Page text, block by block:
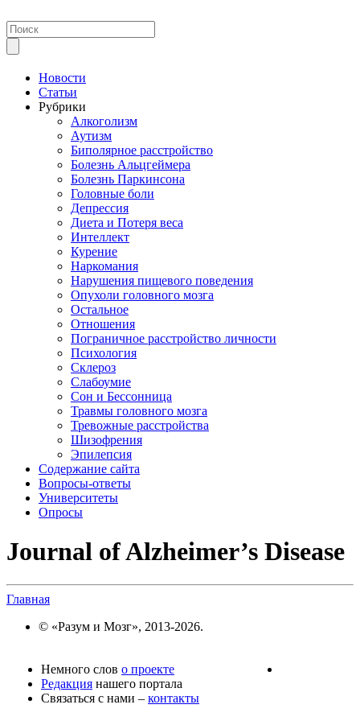
Новости
Статьи
Рубрики
Алкоголизм
Аутизм
Биполярное расстройство
Болезнь Альцгеймера
Болезнь Паркинсона
Головные боли
Депрессия
Диета и Потеря веса
Интеллект
Курение
Наркомания
Нарушения пищевого поведения
Опухоли головного мозга
Остальное
Отношения
Пограничное расстройство личности
Психология
Склероз
Слабоумие
Сон и Бессонница
Травмы головного мозга
Тревожные расстройства
Шизофрения
Эпилепсия
Содержание сайта
Вопросы-ответы
Университеты
Опросы
Journal of Alzheimer’s Disease
Главная
© «Разум и Мозг», 2013-2026.
Немного слов о проекте
Редакция нашего портала
Связаться с нами – контакты